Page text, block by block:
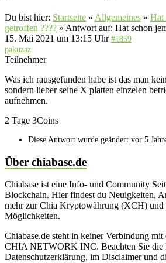
Du bist hier: Startseite » Allgemeines » Hat
getroffen ???? » Antwort auf: Hat schon
15. Mai 2021 um 13:15 Uhr #1859
pakuzaz
Teilnehmer
Was ich rausgefunden habe ist das man
sondern lieber seine X platten einzelen
aufnehmen.
2 Tage 3Coins
Diese Antwort wurde geändert vor 5
Über chiabase.de
Chiabase ist eine Info- und Community
Blockchain. Hier findest du Neuigkeiten,
mehr zur Chia Kryptowährung (XCH) und
Möglichkeiten.
Chiabase.de steht in keiner Verbindung mit
CHIA NETWORK INC. Beachten Sie die
Datenschutzerklärung, im Disclaimer und